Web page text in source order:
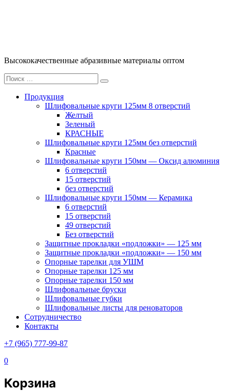
Высококачественные абразивные материалы оптом
Искать:
Поиск
Продукция
Шлифовальные круги 125мм 8 отверстий
Желтый
Зеленый
КРАСНЫЕ
Шлифовальные круги 125мм без отверстий
Красные
Шлифовальные круги 150мм — Оксид алюминия
6 отверстий
15 отверстий
без отверстий
Шлифовальные круги 150мм — Керамика
6 отверстий
15 отверстий
49 отверстий
Без отверстий
Защитные прокладки «подложки» — 125 мм
Защитные прокладки «подложки» — 150 мм
Опорные тарелки для УШМ
Опорные тарелки 125 мм
Опорные тарелки 150 мм
Шлифовальные бруски
Шлифовальные губки
Шлифовальные листы для реноваторов
Сотрудничество
Контакты
+7 (965) 777-99-87
0
Корзина